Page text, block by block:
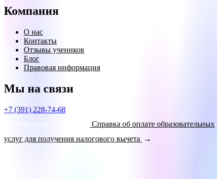
Компания
О нас
Контакты
Отзывы учеников
Блог
Правовая информация
Мы на связи
+7 (391) 228-74-68
Справка об оплате образовательных
услуг для получения налогового вычета